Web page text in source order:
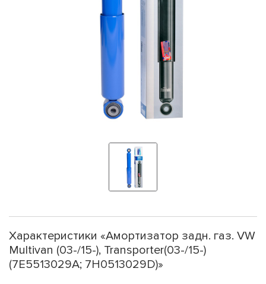
Характеристики «Амортизатор задн. газ. VW
Multivan (03-/15-), Transporter(03-/15-)
(7E5513029A; 7H0513029D)»